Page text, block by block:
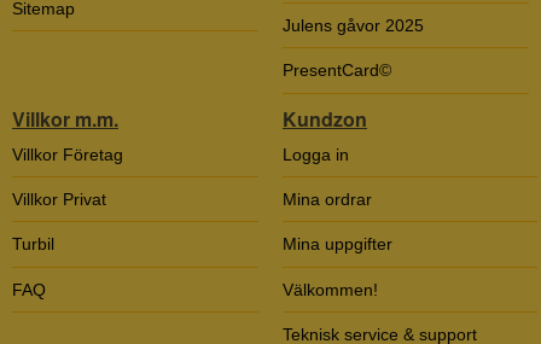
Sitemap
Julens gåvor 2025
PresentCard©
Villkor m.m.
Villkor Företag
Villkor Privat
Turbil
FAQ
Kundzon
Logga in
Mina ordrar
Mina uppgifter
Välkommen!
Teknisk service & support